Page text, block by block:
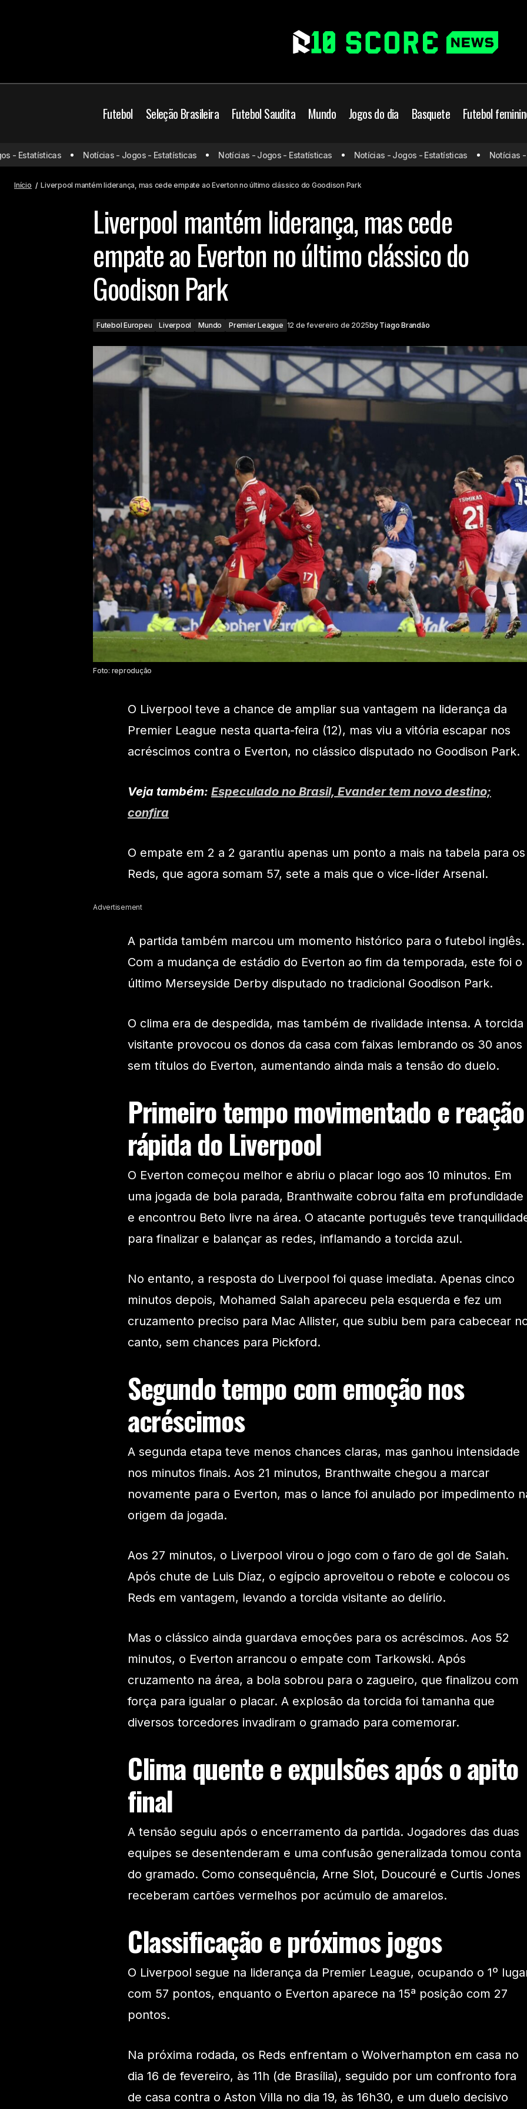
Futebol Seleção Brasileira Futebol Saudita Mundo Jogos do dia Basquete Futebol
Especulado no Brasil, Evander tem
novo destino; confira
Futebol Europeu Liverpool
Mundo
Premier League
Liverpool mantém liderança, mas cede empate
último clássico do Goodison Park
Estatísticas Notícias - Jogos - Estatísticas Notícias - Jogos - Estatísticas Notícias - Jogos - Estatísticas Notícias -
Início Liverpool mantém liderança, mas cede empate ao Everton no último clássico do Goodison Park
Liverpool mantém liderança, mas cede
empate ao Everton no último clássico do
Goodison Park
Futebol Europeu Liverpool Mundo Premier League 12 de fevereiro de 2025by Tiago Brandão
Foto: reprodução
O Liverpool teve a chance de ampliar sua vantagem na liderança da
Premier League nesta quarta-feira (12), mas viu a vitória escapar nos
acréscimos contra o Everton, no clássico disputado no Goodison Park.
Veja também: Especulado no Brasil, Evander tem novo destino;
confira
O empate em 2 a 2 garantiu apenas um ponto a mais na tabela para os
Reds, que agora somam 57, sete a mais que o vice-líder Arsenal.
Advertisement
A partida também marcou um momento histórico para o futebol inglês.
Com a mudança de estádio do Everton ao fim da temporada, este foi o
último Merseyside Derby disputado no tradicional Goodison Park.
O clima era de despedida, mas também de rivalidade intensa. A torcida
visitante provocou os donos da casa com faixas lembrando os 30 anos
sem títulos do Everton, aumentando ainda mais a tensão do duelo.
Primeiro tempo movimentado e reação
rápida do Liverpool
O Everton começou melhor e abriu o placar logo aos 10 minutos. Em
uma jogada de bola parada, Branthwaite cobrou falta em profundidade
e encontrou Beto livre na área. O atacante português teve
para finalizar e balançar as redes, inflamando a torcida azul.
No entanto, a resposta do Liverpool foi quase imediata. Apenas cinco
minutos depois, Mohamed Salah apareceu pela esquerda e fez um
cruzamento preciso para Mac Allister, que subiu bem para cabecear
canto, sem chances para Pickford.
Segundo tempo com emoção nos
acréscimos
A segunda etapa teve menos chances claras, mas ganhou intensidade
nos minutos finais. Aos 21 minutos, Branthwaite chegou a marcar
novamente para o Everton, mas o lance foi anulado por impedimento
origem da jogada.
Aos 27 minutos, o Liverpool virou o jogo com o faro de gol de Salah.
Após chute de Luis Díaz, o egípcio aproveitou o rebote e colocou os
Reds em vantagem, levando a torcida visitante ao delírio.
Mas o clássico ainda guardava emoções para os acréscimos. Aos 52
minutos, o Everton arrancou o empate com Tarkowski. Após
cruzamento na área, a bola sobrou para o zagueiro, que finalizou com
força para igualar o placar. A explosão da torcida foi tamanha que
diversos torcedores invadiram o gramado para comemorar.
Clima quente e expulsões após o apito
final
A tensão seguiu após o encerramento da partida. Jogadores das duas
equipes se desentenderam e uma confusão generalizada tomou conta
do gramado. Como consequência, Arne Slot, Doucouré e Curtis Jones
receberam cartões vermelhos por acúmulo de amarelos.
Classificação e próximos jogos
O Liverpool segue na liderança da Premier League, ocupando o 1º
com 57 pontos, enquanto o Everton aparece na 15ª posição com 27
pontos.
Na próxima rodada, os Reds enfrentam o Wolverhampton em casa no
dia 16 de fevereiro, às 11h (de Brasília), seguido por um confronto fora
de casa contra o Aston Villa no dia 19, às 16h30, e um duelo decisivo